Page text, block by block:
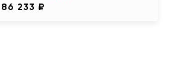
86 233 ₽